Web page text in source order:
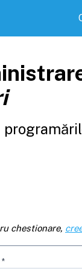
chestionare,
*